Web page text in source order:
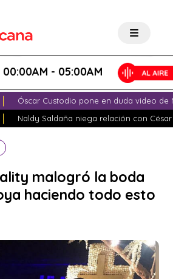
- 05:00AM
Óscar Custodio pone en duda video de
Naldy Saldaña niega relación con
malogró la boda
haciendo todo esto